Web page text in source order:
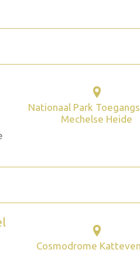
Nationaal Park
Mechelse Heide
Cosmodrome